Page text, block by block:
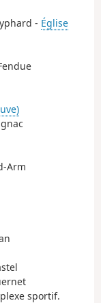
- Église
Arm
sportif.